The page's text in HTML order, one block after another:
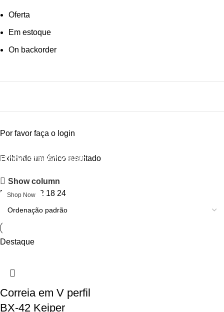
Oferta
Em estoque
On backorder
Por favor faça o login
Upholstered chair
Discount 10%
Shop Now
Exibindo um único resultado
Show column
Mostrar912 18 24
Destaque
Correia em V perfil
BX-42 Keiper